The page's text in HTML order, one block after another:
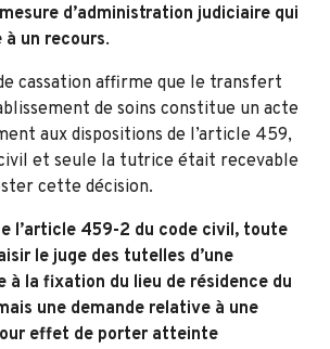
d’administration judiciaire qui
à un recours.
cassation affirme que le transfert
de soins constitue un acte
aux dispositions de l’article 459,
et seule la tutrice était recevable
cette décision.
l’article 459-2 du code civil, toute
le juge des tutelles d’une
la fixation du lieu de résidence du
une demande relative à une
effet de porter atteinte